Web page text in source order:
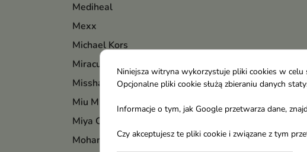
Mediheal
Mexx
Michael Kors
Miraculum
Missha
Miu Miu
Miya Cosmetics
Mohani
Niniejsza witryna wykorzystuje pliki cookies w
Opcjonalne pliki cookie służą zbieraniu danych
Informacje o tym, jak Google przetwarza dane,
Czy akceptujesz te pliki cookie i związane z tym